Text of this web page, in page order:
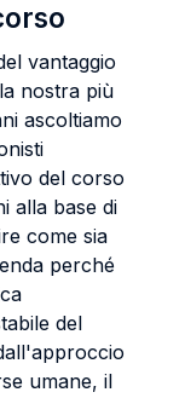
vantaggio
nostra più
ascoltiamo
del corso
alla base di
come sia
perché
del
umane, il